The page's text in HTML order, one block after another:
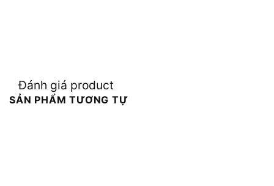
Đánh giá product
SẢN PHẨM TƯƠNG TỰ